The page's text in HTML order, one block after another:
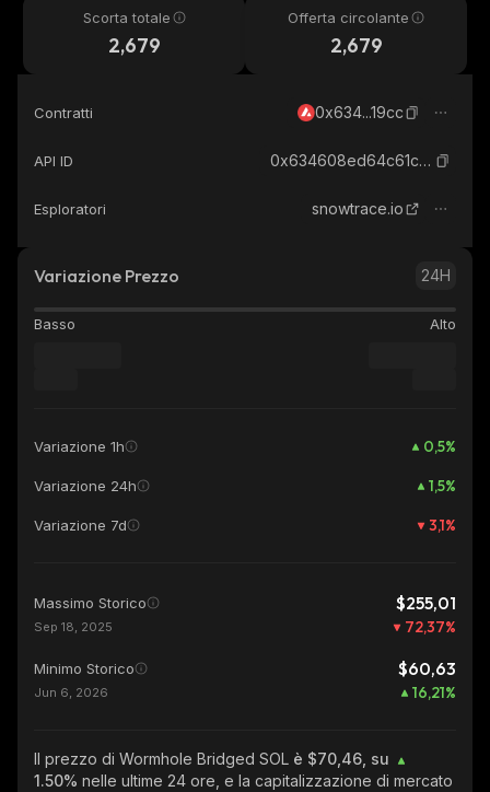
Scorta totale
2,679
Offerta circolante
2,679
Contratti 0x634...19cc
API ID 0x634608ed64c61ca9e741f8095193c0bfa0fa19cc_avalanche
Esploratori snowtrace.io
Variazione Prezzo 24H
Basso Alto
Variazione 1h 0,5%
Variazione 24h 1,5%
Variazione 7d 3,1%
Massimo Storico $255,01
Sep 18, 2025 72,37%
Minimo Storico $60,63
Jun 6, 2026 16,21%
Il prezzo di Wormhole Bridged SOL è $70,46, su
1.50% nelle ultime 24 ore, e la capitalizzazione di mercato